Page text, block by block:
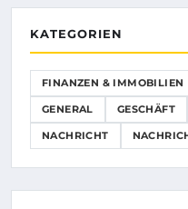
KATEGORIEN
FINANZEN & IMMOBILIEN
GENERAL GESCHÄFT
NACHRICHT